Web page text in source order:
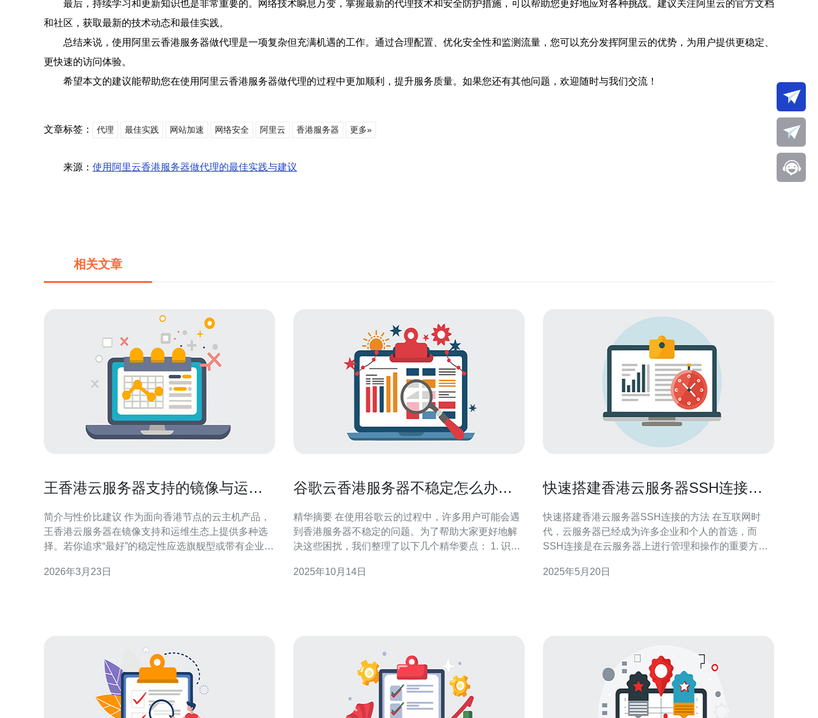
最后，持续学习和更新知识也是非常重要的。网络技术瞬息万变，掌握最新的代理技术和安全防护措施，可以帮助您更好地应对各种挑战。建议关注阿里云的官方文档
和社区，获取最新的技术动态和最佳实践。
总结来说，使用阿里云香港服务器做代理是一项复杂但充满机遇的工作。通过合理配置、优化安全性和监测流量，您可以充分发挥阿里云的优势，为用户提供更稳定、
更快速的访问体验。
希望本文的建议能帮助您在使用阿里云香港服务器做代理的过程中更加顺利，提升服务质量。如果您还有其他问题，欢迎随时与我们交流！
文章标签： 代理 最佳实践 网站加速 网络安全 阿里云 香港服务器 更多»
来源： 使用阿里云香港服务器做代理的最佳实践与建议
相关文章
王香港云服务器支持的镜像与运维
简介与性价比建议 作为面向香港节点的云主机产品，
王香港云服务器在镜像支持和运维生态上提供多种选
择。若你追求“最好”的稳定性应选旗舰型或带有企业级
配按量付费实例。本文将从镜像类型、镜像管理、常
2026年3月23日
谷歌云香港服务器不稳定怎么办常
精华摘要 在使用谷歌云的过程中，许多用户可能会遇
到香港服务器不稳定的问题。为了帮助大家更好地解
决这些困扰，我们整理了以下几个精华要点： 1. 识别
络连接和服务器状态，避免问题持续。 3. 利用谷歌云
2025年10月14日
快速搭建香港云服务器SSH连接的
快速搭建香港云服务器SSH连接的方法 在互联网时
代，云服务器已经成为许多企业和个人的首选，而
SSH连接是在云服务器上进行管理和操作的重要方式
立SSH连接。 首先，你需要选择一家可靠的云服务器
2025年5月20日